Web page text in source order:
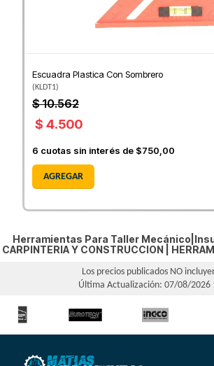
Escuadra Plastica Con Sombrero
(KLDT1)
$ 10.562
$ 4.500
6 cuotas sin interés de $750,00
AGREGAR
Herramientas Para Taller
CARPINTERIA Y CONSTRUCCION|
Los precios publicados NO
Última Actualización: 07/08/2026